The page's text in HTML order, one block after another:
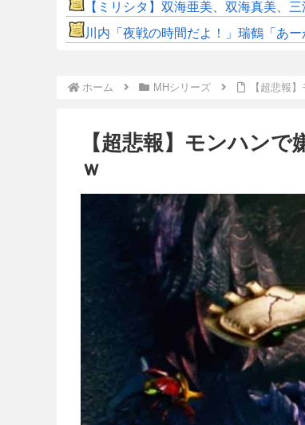
【ミリシタ】双海亜美、双海真美、三浦
川内「夜戦の時間だよ！」瑞鶴「あー
ホーム MHシリーズ 【超悲報
【超悲報】モンハン
ｗ